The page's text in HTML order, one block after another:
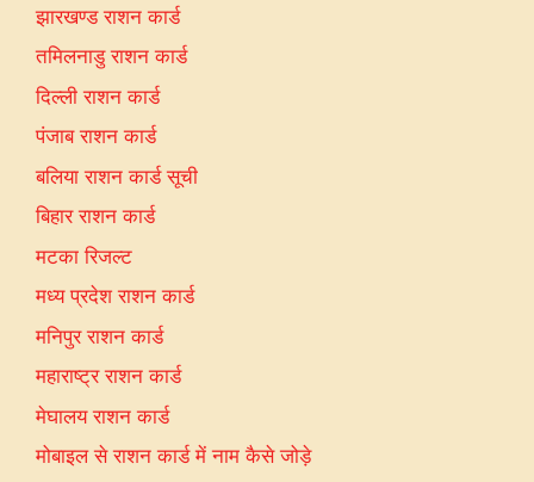
झारखण्ड राशन कार्ड
तमिलनाडु राशन कार्ड
दिल्ली राशन कार्ड
पंजाब राशन कार्ड
बलिया राशन कार्ड सूची
बिहार राशन कार्ड
मटका रिजल्ट
मध्य प्रदेश राशन कार्ड
मनिपुर राशन कार्ड
महाराष्ट्र राशन कार्ड
मेघालय राशन कार्ड
मोबाइल से राशन कार्ड में नाम कैसे जोड़े